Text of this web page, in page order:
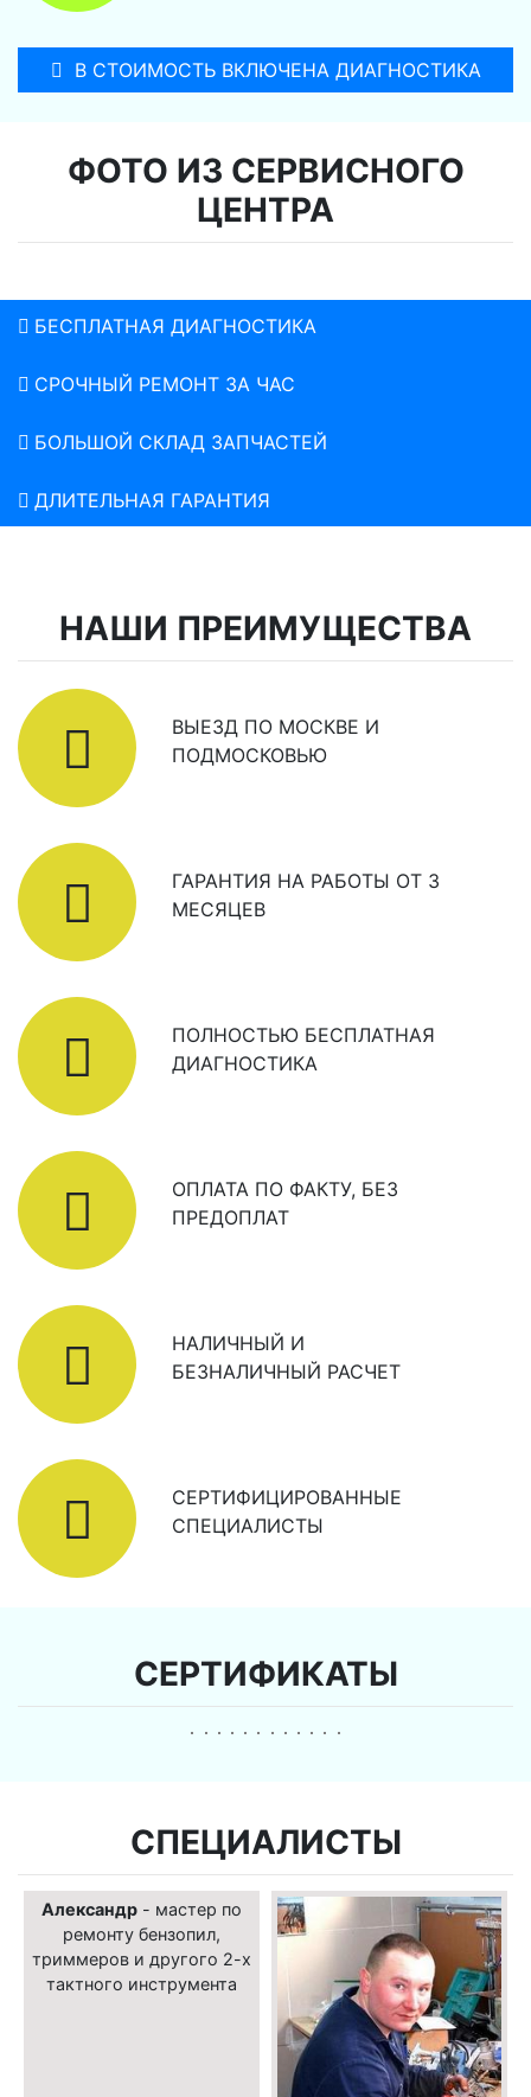
В СТОИМОСТЬ ВКЛЮЧЕНА ДИАГНОСТИКА
ФОТО ИЗ СЕРВИСНОГО
ЦЕНТРА
БЕСПЛАТНАЯ ДИАГНОСТИКА
СРОЧНЫЙ РЕМОНТ ЗА ЧАС
БОЛЬШОЙ СКЛАД ЗАПЧАСТЕЙ
ДЛИТЕЛЬНАЯ ГАРАНТИЯ
НАШИ ПРЕИМУЩЕСТВА
ВЫЕЗД ПО МОСКВЕ И
ПОДМОСКОВЬЮ
ГАРАНТИЯ НА РАБОТЫ ОТ 3
МЕСЯЦЕВ
ПОЛНОСТЬЮ БЕСПЛАТНАЯ
ДИАГНОСТИКА
ОПЛАТА ПО ФАКТУ, БЕЗ
ПРЕДОПЛАТ
НАЛИЧНЫЙ И
БЕЗНАЛИЧНЫЙ РАСЧЕТ
СЕРТИФИЦИРОВАННЫЕ
СПЕЦИАЛИСТЫ
СЕРТИФИКАТЫ
СПЕЦИАЛИСТЫ
Александр - мастер по
ремонту бензопил,
триммеров и другого 2-х
тактного инструмента